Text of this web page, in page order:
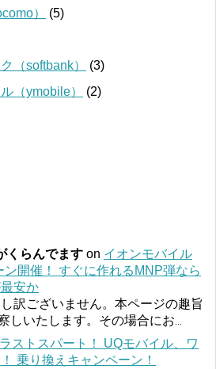
）
(5)
（softbank）
(3)
（ymobile）
(2)
くらんでます on イオンモバイル
開催！ すぐに作れるMNP弾なら
安か
訳ございません。本ページの趣旨
しいたします。その場合にお
ストスパート！ UQモバイル、ワ
乗り換えキャンペーン！